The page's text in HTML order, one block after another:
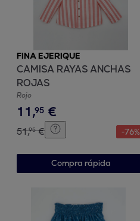
FINA EJERIQUE
CAMISA RAYAS ANCHAS
ROJAS
Rojo
11,95 €
51,95 € -76%
Compra rápida